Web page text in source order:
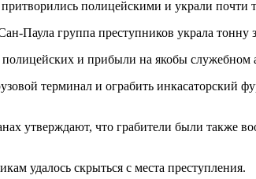
Паула группа преступников украла тонну
и прибыли на якобы служебном
терминал и ограбить инкасаторский
утверждают, что грабители были также
удалось скрыться с места преступления.